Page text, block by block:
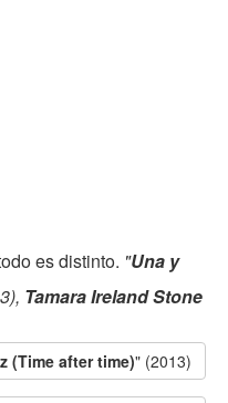
es distinto. "Una y
Tamara Ireland Stone
(Time after time)" (2013)